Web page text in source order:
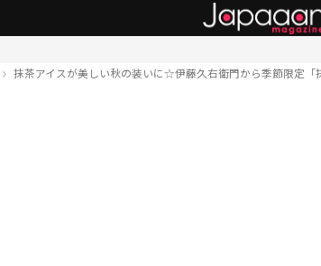
抹茶アイスが美しい秋の装いに☆伊藤久右衛門から季節限定「